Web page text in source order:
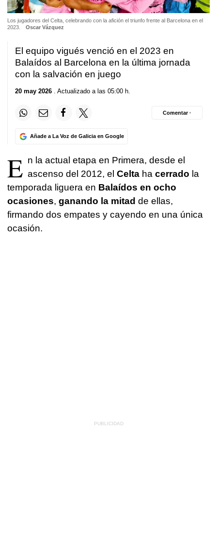
Los jugadores del Celta, celebrando con la afición el triunfo frente al Barcelona en el
2023.
Oscar Vázquez
El equipo vigués venció en el 2023 en
Balaídos al Barcelona en la última jornada
con la salvación en juego
20 may 2026 . Actualizado a las 05:00 h.
Añade a La Voz de Galicia en Google
Comentar ·
E n la actual etapa en Primera, desde el
ascenso del 2012, el Celta ha cerrado la
temporada liguera en Balaídos en ocho
ocasiones, ganando la mitad de ellas,
firmando dos empates y cayendo en una única
ocasión.